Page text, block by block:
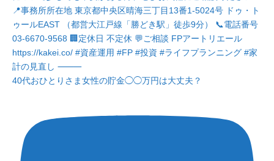
40代おひとりさま女性の貯金◯◯万円は大丈夫？